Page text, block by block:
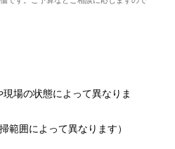
現場の状態によって異なりま
範囲によって異なります）